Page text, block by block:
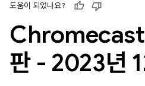
도움이 되었나요?
Chromecast
판 - 2023년